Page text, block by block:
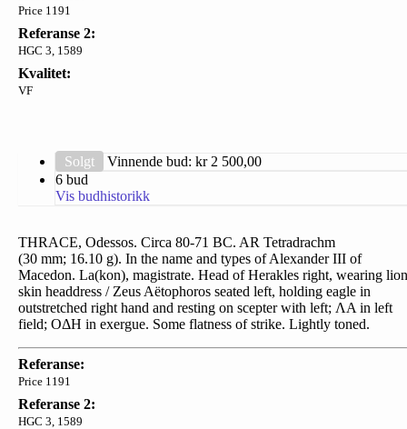
Price 1191
Referanse 2:
HGC 3, 1589
Kvalitet:
VF
Solgt Vinnende bud: kr 2 500,00
6 bud
Vis budhistorikk
THRACE, Odessos. Circa 80-71 BC. AR Tetradrachm
(30 mm; 16.10 g). In the name and types of Alexander III of
Macedon. La(kon), magistrate. Head of Herakles right, wearing lion
skin headdress / Zeus Aëtophoros seated left, holding eagle in
outstretched right hand and resting on scepter with left; ΛA in left
field; OΔH in exergue. Some flatness of strike. Lightly toned.
Referanse:
Price 1191
Referanse 2:
HGC 3, 1589